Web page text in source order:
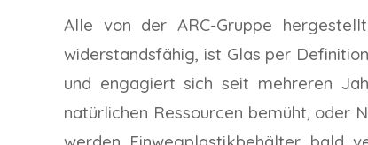
Alle von der ARC-Gruppe
widerstandsfähig, ist Glas per
und engagiert sich seit mehreren
natürlichen Ressourcen bemüht, oder